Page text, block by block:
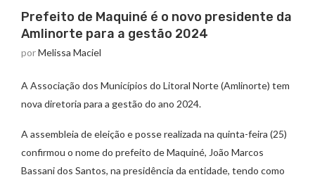
Prefeito de Maquiné é o novo presidente da
Amlinorte para a gestão 2024
porMelissa Maciel
A Associação dos Municípios do Litoral Norte (Amlinorte) tem
nova diretoria para a gestão do ano 2024.
A assembleia de eleição e posse realizada na quinta-feira (25)
confirmou o nome do prefeito de Maquiné, João Marcos
Bassani dos Santos, na presidência da entidade, tendo como